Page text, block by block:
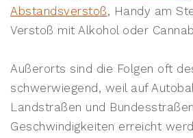
Abstandsverstoß, Handy am
Verstoß mit Alkohol oder
Außerorts sind die Folgen oft
schwerwiegend, weil auf
Landstraßen und
Geschwindigkeiten erreicht